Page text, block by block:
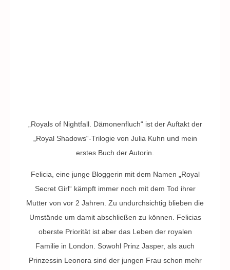
„Royals of Nightfall. Dämonenfluch“ ist der Auftakt der
„Royal Shadows“-Trilogie von Julia Kuhn und mein
erstes Buch der Autorin.
Felicia, eine junge Bloggerin mit dem Namen „Royal
Secret Girl“ kämpft immer noch mit dem Tod ihrer
Mutter von vor 2 Jahren. Zu undurchsichtig blieben die
Umstände um damit abschließen zu können. Felicias
oberste Priorität ist aber das Leben der royalen
Familie in London. Sowohl Prinz Jasper, als auch
Prinzessin Leonora sind der jungen Frau schon mehr